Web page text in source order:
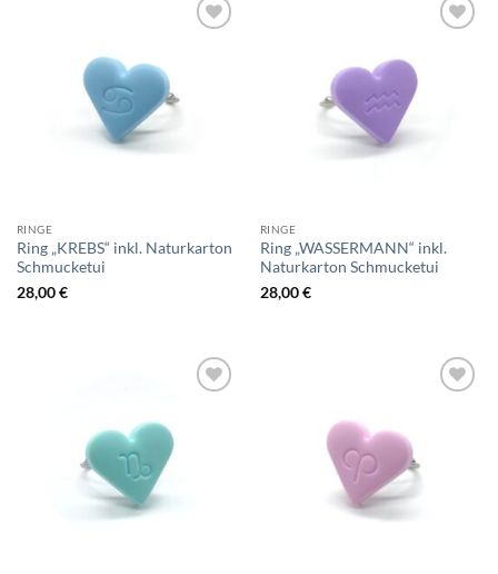
RINGE
Ring „KREBS“ inkl. Naturkarton
Schmucketui
28,00€
RINGE
Ring „WASSERMANN“ inkl.
Naturkarton Schmucketui
28,00€